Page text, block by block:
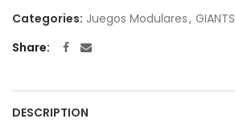
Categories: Juegos Modulares, GIANTS
Share
DESCRIPTION